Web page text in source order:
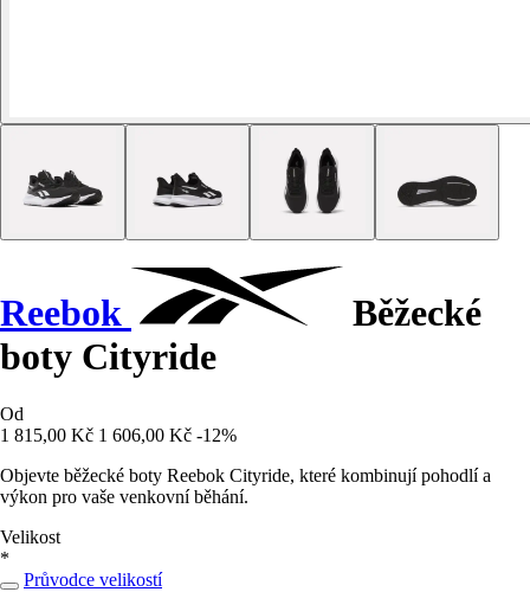
Reebok
Běžecké
boty Cityride
Od
1 815,00 Kč 1 606,00 Kč -12%
Objevte běžecké boty Reebok Cityride, které kombinují pohodlí a
výkon pro vaše venkovní běhání.
Velikost
*
Průvodce velikostí